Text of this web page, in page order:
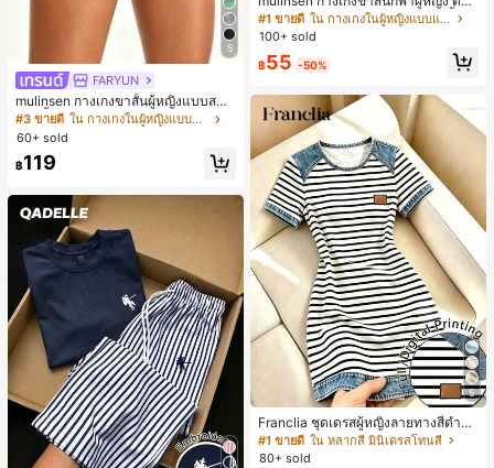
5
FARYUN
mulinsen กางเกงขาสั้นผู้หญิงแบบสบา
ยๆ สีพื้น หลวม อเนกประสงค์ กางเกงขา
สั้นกีฬา 2-In-1 สำหรับวิ่ง ฟิตเนส และก
ารฝึกซ้อมกีฬาในฤดูร้อน
#3 ขายดี
ใน กางเกงในผู้หญิงแบบแอคทีฟ
60+ sold
฿119
น์ปลายเปิด เอวยืดหยุ่น กางเกงขาสั้น
ลำลองกีฬาฤดูร้อน ความยาว 3/4
#1 ขายดี
ใน กางเกงในผู้หญิงแบบแอคทีฟ
100+ sold
฿55 -50%
5
Franclia ชุดเดรสผู้หญิงลายทางสีดำขา
วแบบแพตช์เวิร์กเอฟเฟกต์เดนิม สำหรั
บฤดูร้อน รุ่นใหม่ พิมพ์ดิจิทัลลายทางแบ
#1 ขายดี ใน หลากสี มินิเดรสโทนสี
80+ sold